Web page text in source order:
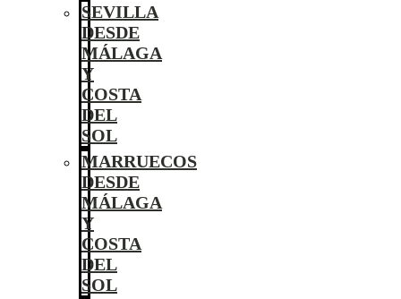
SEVILLA
DESDE
MÁLAGA
Y
COSTA
DEL
SOL
MARRUECOS
DESDE
MÁLAGA
Y
COSTA
DEL
SOL